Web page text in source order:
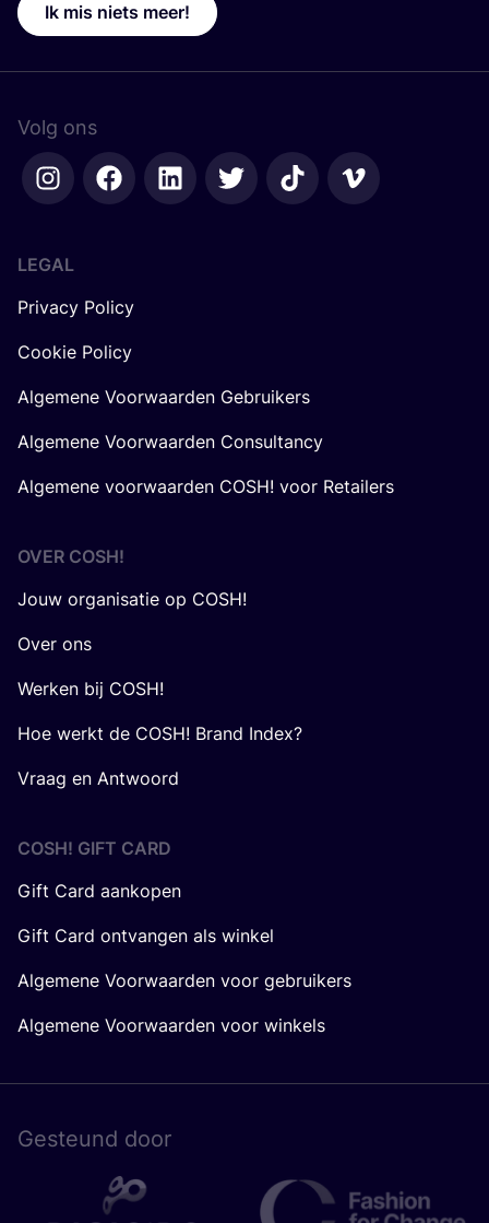
Ik mis niets meer!
Volg ons
LEGAL
Privacy Policy
Cookie Policy
Algemene Voorwaarden Gebruikers
Algemene Voorwaarden Consultancy
Algemene voorwaarden COSH! voor Retailers
OVER COSH!
Jouw organisatie op COSH!
Over ons
Werken bij COSH!
Hoe werkt de COSH! Brand Index?
Vraag en Antwoord
COSH! GIFT CARD
Gift Card aankopen
Gift Card ontvangen als winkel
Algemene Voorwaarden voor gebruikers
Algemene Voorwaarden voor winkels
Gesteund door